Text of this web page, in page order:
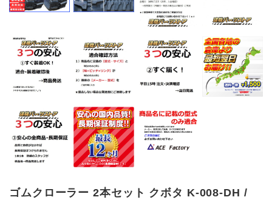
ゴムクローラー 2本セット クボタ K-008-DH /